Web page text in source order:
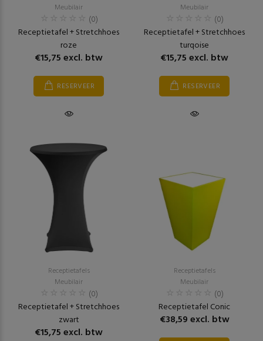
Meubilair
(0)
Receptietafel + Stretchhoes
roze
€15,75 excl. btw
RESERVEER
Meubilair
(0)
Receptietafel + Stretchhoes
turqoise
€15,75 excl. btw
RESERVEER
Receptietafels
Meubilair
(0)
Receptietafel + Stretchhoes
zwart
€15,75 excl. btw
Receptietafels
Meubilair
(0)
Receptietafel Conic
€38,59 excl. btw